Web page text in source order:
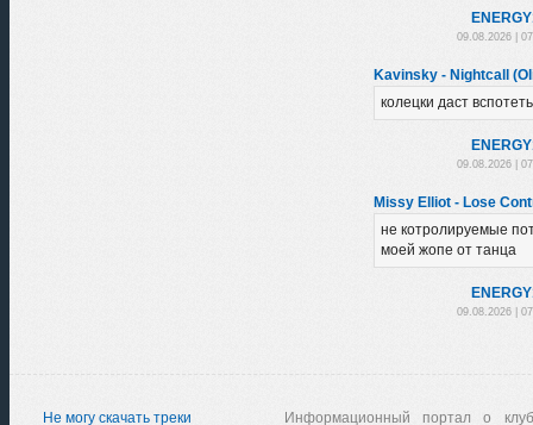
09.08.2026 |
Kavinsky - Nightcall
колецки даст вспотеть
09.08.2026 |
Missy Elliot - Lose
не котролируемые
моей жопе от танца
09.08.2026 |
Не могу скачать треки
Информационный портал о